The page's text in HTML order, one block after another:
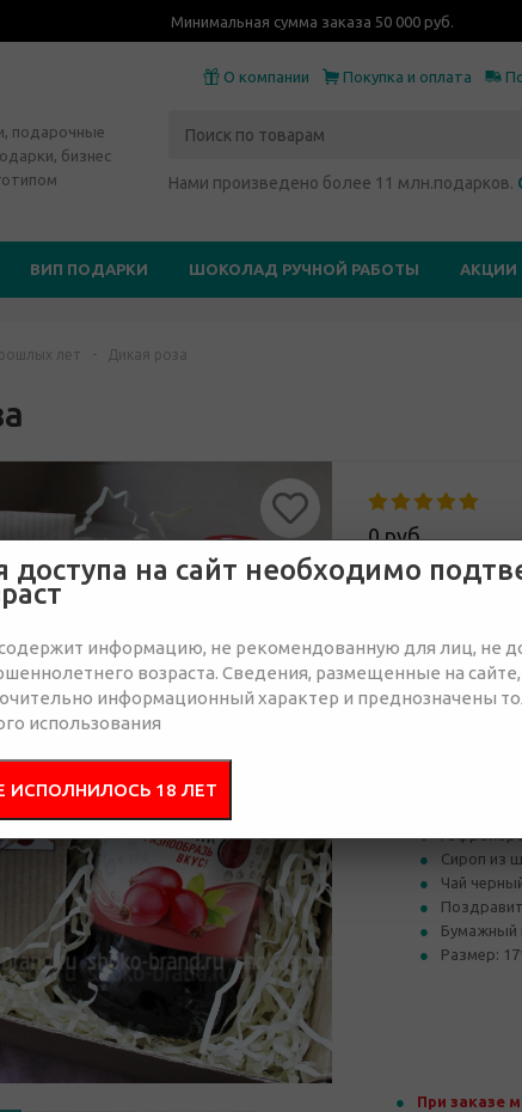
Минимальная сумма заказа 50 000 руб.
О компании Покупка и оплата
подарочные
бизнес
Нами произведено более 11 млн.подарков.
ВИП ПОДАРКИ ШОКОЛАД РУЧНОЙ РАБОТЫ АКЦИИ
лет - Дикая роза
0 руб.
Нет в наличии
Сироп из
Чай
Бумажный
Размер:
При заказе
доступа на сайт необходимо
информацию, не рекомендованную для лиц, не
возраста. Сведения, размещенные на сайте,
информационный характер и преднозначены
использования
ИСПОЛНИЛОСЬ 18 ЛЕТ